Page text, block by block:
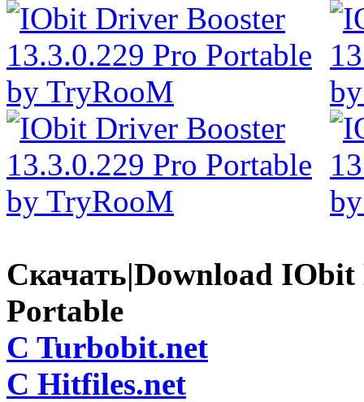
Скачать|Download IObit
Portable
C Turbobit.net
C Hitfiles.net